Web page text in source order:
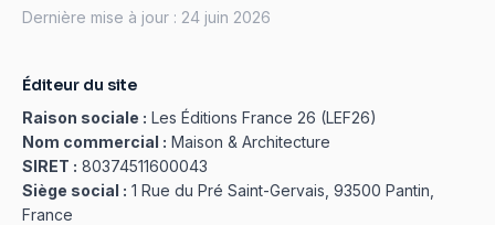
Dernière mise à jour : 24 juin 2026
Éditeur du site
Raison sociale : Les Éditions France 26 (LEF26)
Nom commercial : Maison & Architecture
SIRET : 80374511600043
Siège social : 1 Rue du Pré Saint-Gervais, 93500 Pantin,
France